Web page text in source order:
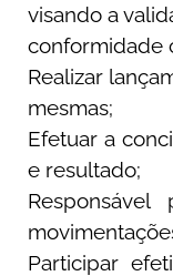
visando a
conformidade
Realizar
mesmas;
Efetuar a
e resultado;
Participar